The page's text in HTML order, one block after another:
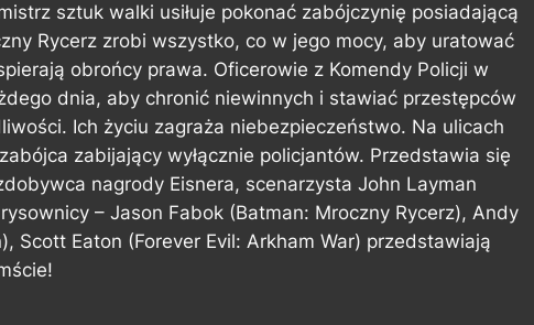
sztuk walki usiłuje pokonać zabójczynię posiadającą
Rycerz zrobi wszystko, co w jego mocy, aby uratować
obrońcy prawa. Oficerowie z Komendy Policji w
dnia, aby chronić niewinnych i stawiać przestępców
Ich życiu zagraża niebezpieczeństwo. Na ulicach
zabijający wyłącznie policjantów. Przedstawia się
nagrody Eisnera, scenarzysta John Layman
– Jason Fabok (Batman: Mroczny Rycerz), Andy
Scott Eaton (Forever Evil: Arkham War) przedstawiają